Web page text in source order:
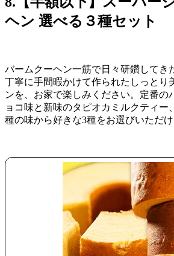
ヘン 選べる３種セット
バームクーヘン一筋で日々研鑽してき
丁寧に手間暇かけて作られたしっとり
ンを、お家で楽しみください。定番の
ョコ味と新味のタピオカミルクティー
種の味から好きな3種をお選びいただけ